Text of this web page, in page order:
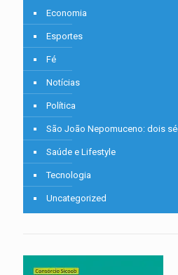
Economia
Esportes
Fé
Notícias
Política
São João Nepomuceno: dois
Saúde e Lifestyle
Tecnologia
Uncategorized